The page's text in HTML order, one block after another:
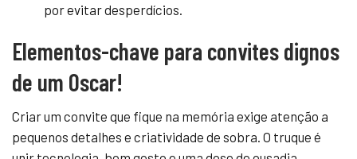
por evitar desperdícios.
Elementos-chave para convites dignos
de um Oscar!
Criar um convite que fique na memória exige atenção a
pequenos detalhes e criatividade de sobra. O truque é